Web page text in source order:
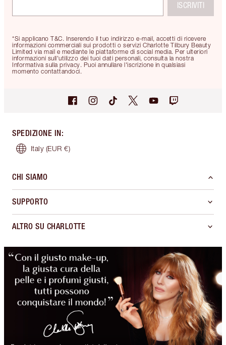
*Si applicano T&C. Inserendo il tuo indirizzo e-mail, accetti di ricevere
informazioni commerciali sui prodotti o servizi Charlotte Tilbury Beauty
Limited via mail e mediante le piattaforme di social media. Per ulteriori
informazioni sull'utilizzo dei tuoi dati personali, consulta la nostra
Informativa sulla privacy. Puoi annullare l'iscrizione in qualsiasi
momento contattandoci.
ISCRIVITI
SPEDIZIONE IN:
Italy (EUR €)
CHI SIAMO
SUPPORTO
ALTRO SU CHARLOTTE